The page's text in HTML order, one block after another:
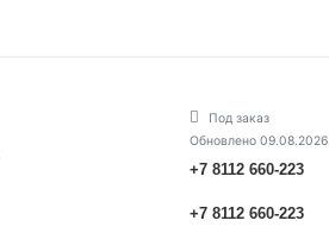
Под заказ
Обновлено 09.08.2026
+7 8112 660-223
+7 8112 660-223